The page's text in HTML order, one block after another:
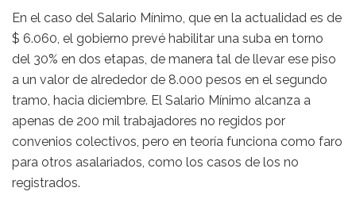
En el caso del Salario Mínimo, que en la actualidad es de
$ 6.060, el gobierno prevé habilitar una suba en torno
del 30% en dos etapas, de manera tal de llevar ese piso
a un valor de alrededor de 8.000 pesos en el segundo
tramo, hacia diciembre. El Salario Mínimo alcanza a
apenas de 200 mil trabajadores no regidos por
convenios colectivos, pero en teoría funciona como faro
para otros asalariados, como los casos de los no
registrados.